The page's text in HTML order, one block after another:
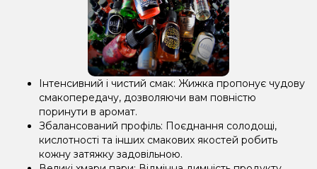
Інтенсивний і чистий смак: Жижка пропонує чудову
смакопередачу, дозволяючи вам повністю
поринути в аромат.
Збалансований профіль: Поєднання солодощі,
кислотності та інших смакових якостей робить
кожну затяжку задовільною.